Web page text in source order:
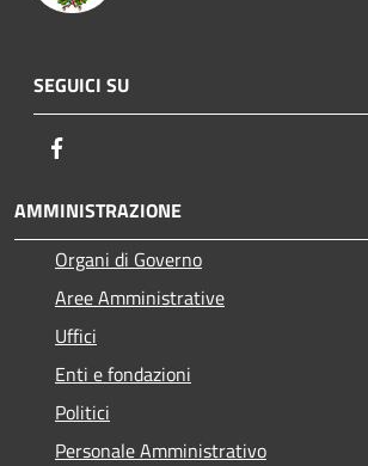
SEGUICI SU
AMMINISTRAZIONE
Organi di Governo
Aree Amministrative
Uffici
Enti e fondazioni
Politici
Personale Amministrativo